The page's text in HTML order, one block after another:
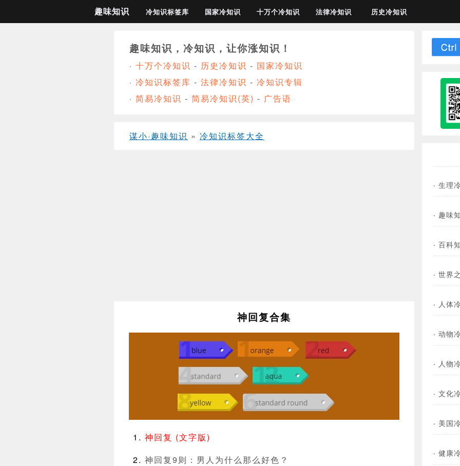
趣味知识 冷知识标签库 国家冷知识 十万个冷知识 法律冷知识 历史冷知识
趣味知识，冷知识，让你涨知识！
· 十万个冷知识 - 历史冷知识 - 国家冷知识
· 冷知识标签库 - 法律冷知识 - 冷知识专辑
· 简易冷知识 - 简易冷知识(英) - 广告语
谋小·趣味知识 » 冷知识标签大全
神回复合集
神回复 (文字版)
神回复9则：男人为什么那么好色？
· 生理
· 趣味
· 百科
· 世界
· 人体
· 动物
· 人物
· 文化
· 美国
· 健康